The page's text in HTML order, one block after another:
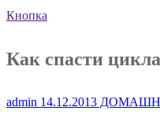
Кнопка
Как спасти
admin 14.12.2013